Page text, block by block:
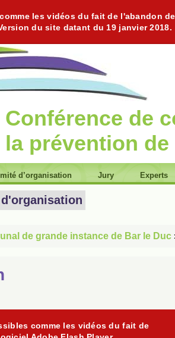
les vidéos du fait de l'abandon
du site datant du 19 janvier 2018.
Conférence de
la prévention
d’organisation Jury Experts
de grande instance de Bar le Duc